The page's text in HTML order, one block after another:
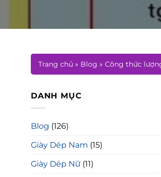
Trang chủ » Blog » Công thức
DANH MỤC
Blog (126)
Giày Dép Nam (15)
Giày Dép Nữ (11)